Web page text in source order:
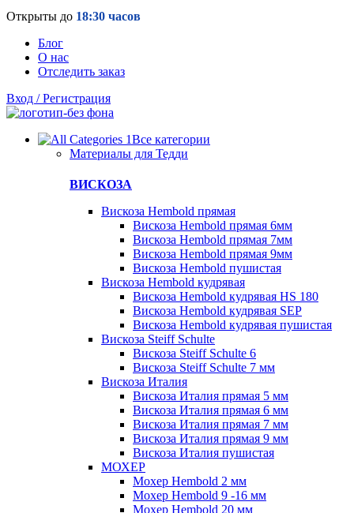
Открыты до 18:30 часов
Блог
О нас
Отследить заказ
Вход / Регистрация
Все категории
Материалы для Тедди
ВИСКОЗА
Вискоза Hembold прямая
Вискоза Hembold прямая 6мм
Вискоза Hembold прямая 7мм
Вискоза Hembold прямая 9мм
Вискоза Hembold пушистая
Вискоза Hembold кудрявая
Вискоза Hembold кудрявая HS 180
Вискоза Hembold кудрявая SEP
Вискоза Hembold кудрявая пушистая
Вискоза Steiff Schulte
Вискоза Steiff Schulte 6
Вискоза Steiff Schulte 7 мм
Вискоза Италия
Вискоза Италия прямая 5 мм
Вискоза Италия прямая 6 мм
Вискоза Италия прямая 7 мм
Вискоза Италия прямая 9 мм
Вискоза Италия пушистая
МОХЕР
Мохер Hembold 2 мм
Мохер Hembold 9 -16 мм
Мохер Hembold 20 мм